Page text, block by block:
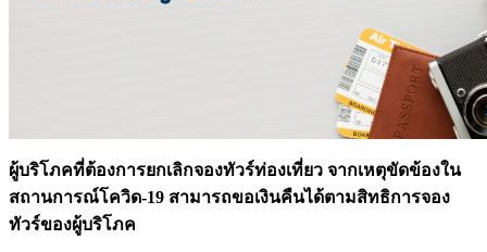
ผู้บริโภคที่ต้องการยกเลิกจองทัวร์ท่องเที่ยว จากเหตุขัดข้องใน
สถานการณ์โควิด-19 สามารถขอเงินคืนได้ตามสิทธิการจอง
ทัวร์ของผู้บริโภค